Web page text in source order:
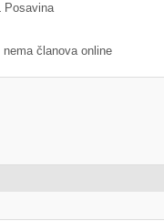
Posavina
nema članova online